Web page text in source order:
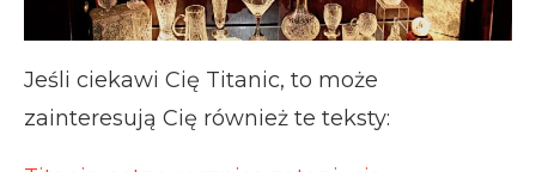
Jeśli ciekawi Cię Titanic, to może
zainteresują Cię również te teksty: